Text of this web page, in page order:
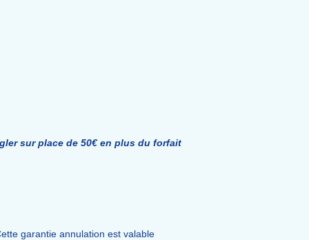
sur place de 50€ en plus du forfait
garantie annulation est valable